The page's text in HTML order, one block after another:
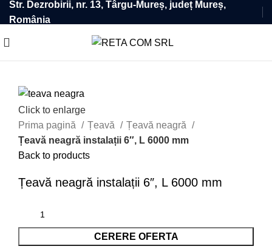
Str. Dezrobirii, nr. 13, Târgu-Mureș, județ Mureș,
România
Click to enlarge
Prima pagină
Țeavă
Țeavă neagră
Țeavă neagră instalații 6″, L 6000 mm
Back to products
Țeavă neagră instalații 6″, L 6000 mm
CERERE OFERTA